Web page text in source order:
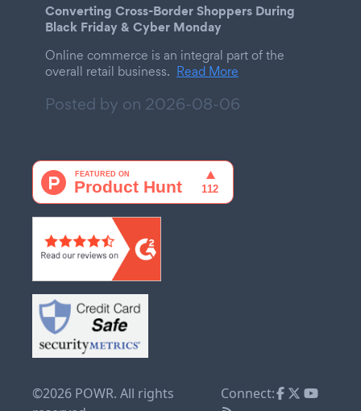
Converting Cross-Border Shoppers During
Black Friday & Cyber Monday
Online commerce is an integral part of the
overall retail business. Read More
Posted by on 2026-08-06
©2026 POWR. All rights
Connect: